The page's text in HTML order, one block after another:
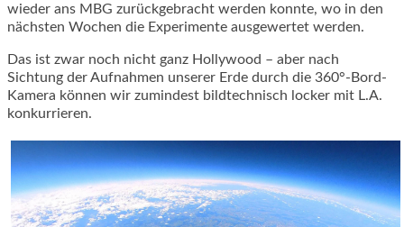
wieder ans MBG zurückgebracht werden konnte, wo in den
nächsten Wochen die Experimente ausgewertet werden.
Das ist zwar noch nicht ganz Hollywood – aber nach
Sichtung der Aufnahmen unserer Erde durch die 360°-Bord-
Kamera können wir zumindest bildtechnisch locker mit L.A.
konkurrieren.